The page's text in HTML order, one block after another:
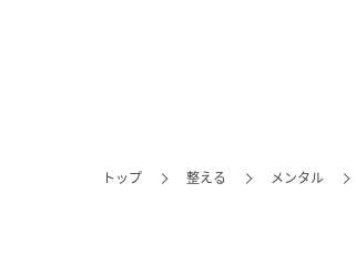
トップ 整える メンタル